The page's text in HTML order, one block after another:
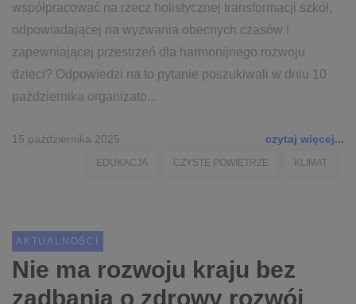
współpracować na rzecz holistycznej transformacji szkół,
odpowiadającej na wyzwania obecnych czasów i
zapewniającej przestrzeń dla harmonijnego rozwoju
dzieci? Odpowiedzi na to pytanie poszukiwali w dniu 10
października organizato...
15 października 2025 czytaj więcej...
EDUKACJA CZYSTE POWIETRZE KLIMAT
AKTUALNOŚCI
Nie ma rozwoju kraju bez
zadbania o zdrowy rozwój